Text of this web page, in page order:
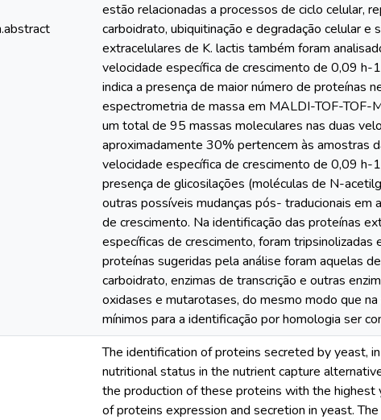
estão relacionadas a processos de ciclo celular,
carboidrato, ubiquitinação e degradação celular
extracelulares de K. lactis também foram
velocidade específica de crescimento de 0,09 h-
indica a presença de maior número de proteínas
espectrometria de massa em MALDI-TOF-TOF-
um total de 95 massas moleculares nas duas
aproximadamente 30% pertencem às amostras
velocidade específica de crescimento de 0,09 h-
presença de glicosilações (moléculas de N-
outras possíveis mudanças pós- traducionais
de crescimento. Na identificação das proteínas
específicas de crescimento, foram
proteínas sugeridas pela análise foram aquelas
carboidrato, enzimas de transcrição e outras
oxidases e mutarotases, do mesmo modo que
mínimos para a identificação por homologia ser
The identification of proteins secreted by yeast,
nutritional status in the nutrient capture
the production of these proteins with the
of proteins expression and secretion in yeast.